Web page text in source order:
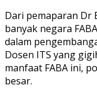
Dari pemaparan Dr
banyak negara
dalam
Dosen ITS yang
manfaat FABA ini,
besar.